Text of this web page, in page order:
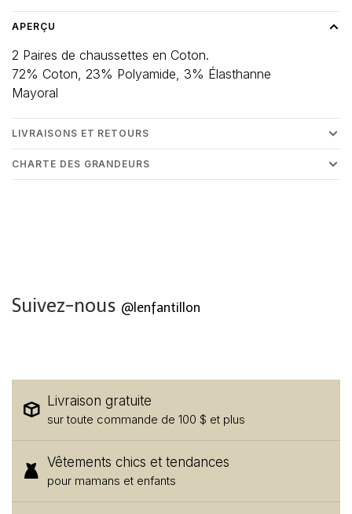
APERÇU
2 Paires de chaussettes en Coton.
72% Coton, 23% Polyamide, 3% Élasthanne
Mayoral
LIVRAISONS ET RETOURS
CHARTE DES GRANDEURS
Suivez-nous @lenfantillon
Livraison gratuite
sur toute commande de 100 $ et plus
Vêtements chics et tendances
pour mamans et enfants